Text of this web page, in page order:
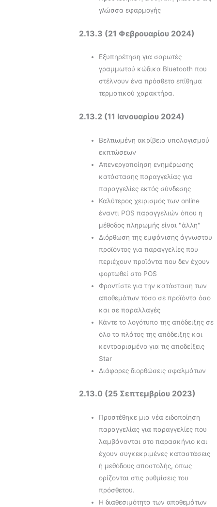
γλώσσα εφαρμογής
2.13.3 (21 Φεβρουαρίου 2024)
Εξυπηρέτηση για σαρωτές
γραμμωτού κώδικα Bluetooth που
στέλνουν ένα πρόσθετο επίθημα
τερματικού χαρακτήρα.
2.13.2 (11 Ιανουαρίου 2024)
Βελτιωμένη ακρίβεια υπολογισμού
εκπτώσεων
Απενεργοποίηση ενημέρωσης
κατάστασης παραγγελίας για
παραγγελίες εκτός σύνδεσης
Καλύτερος χειρισμός των online
έναντι POS παραγγελιών όπου η
μέθοδος πληρωμής είναι "άλλη"
Διόρθωση της εμφάνισης άγνωστου
προϊόντος για παραγγελίες που
περιέχουν προϊόντα που δεν έχουν
φορτωθεί στο POS
Φροντίστε για την κατάσταση των
αποθεμάτων τόσο σε προϊόντα όσο
και σε παραλλαγές
Κάντε το λογότυπο της απόδειξης σε
όλο το πλάτος της απόδειξης και
κεντραρισμένο για τις αποδείξεις
Star
Διάφορες διορθώσεις σφαλμάτων
2.13.0 (25 Σεπτεμβρίου 2023)
Προστέθηκε μια νέα ειδοποίηση
παραγγελίας για παραγγελίες που
λαμβάνονται στο παρασκήνιο και
έχουν συγκεκριμένες καταστάσεις
ή μεθόδους αποστολής, όπως
ορίζονται στις ρυθμίσεις του
πρόσθετου.
Η διαθεσιμότητα των αποθεμάτων